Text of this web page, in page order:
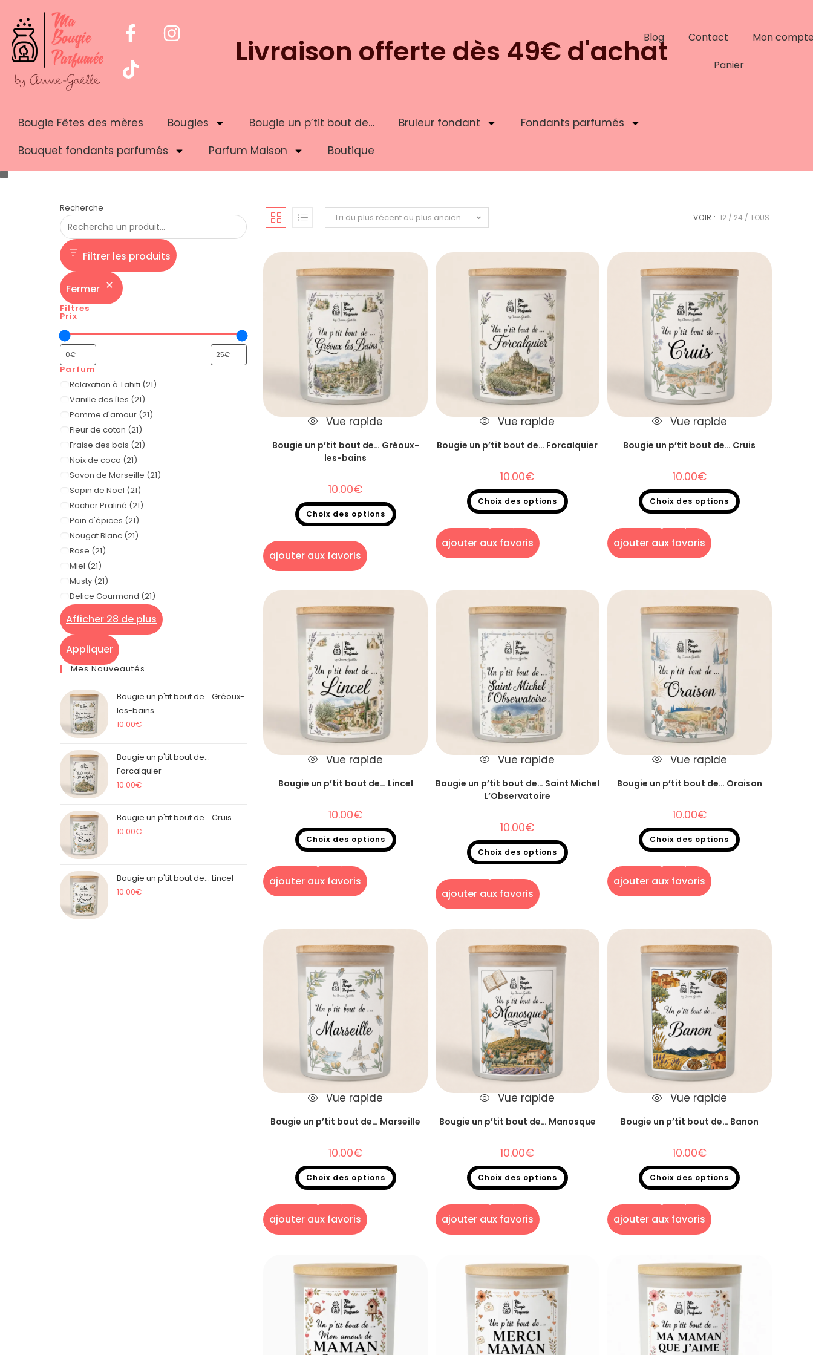
Livraison offerte dès 49€ d'achat
Blog Contact
Mon
Panier
Bougie Fêtes des mères Bougies Bougie un p’tit bout de… Bruleur fondant
Fondants parfumés
Bouquet fondants parfumés
Parfum Maison Boutique
Recherche
Filtrer les produits
Fermer
Filtres
Prix
Parfum
Relaxation à Tahiti (21)
Vanille des îles (21)
Pomme d'amour (21)
Fleur de coton (21)
Fraise des bois (21)
Noix de coco (21)
Savon de Marseille (21)
Sapin de Noël (21)
Rocher Praliné (21)
Pain d'épices (21)
Nougat Blanc (21)
Rose (21)
Miel (21)
Musty (21)
Delice Gourmand (21)
Afficher 28 de plus
Appliquer
Mes Nouveautés
Bougie un p'tit bout de... Gréoux-
les-bains
10.00€
Bougie un p'tit bout de...
Forcalquier
10.00€
Bougie un p'tit bout de... Cruis
10.00€
Bougie un p'tit bout de... Lincel
10.00€
Tri du plus récent au plus ancien VOIR : 12 24 TOUS
Vue rapide
Bougie un p’tit bout de… Gréoux-
les-bains
10.00€
Choix des options
ajouter aux favoris
Vue rapide
Bougie un p’tit bout de… Forcalquier
10.00€
Choix des options
ajouter aux favoris
Vue rapide
Bougie un p’tit bout de… Cruis
10.00€
Choix des options
ajouter aux favoris
Vue rapide
Bougie un p’tit bout de… Lincel
10.00€
Choix des options
ajouter aux favoris
Vue rapide
Bougie un p’tit bout de… Saint Michel
L’Observatoire
10.00€
Choix des options
ajouter aux favoris
Vue rapide
Bougie un p’tit bout de… Oraison
10.00€
Choix des options
ajouter aux favoris
Vue rapide
Bougie un p’tit bout de… Marseille
10.00€
Choix des options
ajouter aux favoris
Vue rapide
Bougie un p’tit bout de… Manosque
10.00€
Choix des options
ajouter aux favoris
Vue rapide
Bougie un p’tit bout de… Banon
10.00€
Choix des options
ajouter aux favoris